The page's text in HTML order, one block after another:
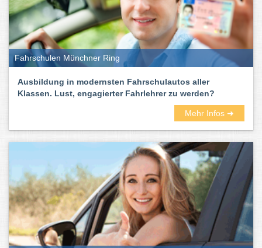
Fahrschulen Münchner Ring
Ausbildung in modernsten Fahrschulautos aller
Klassen. Lust, engagierter Fahrlehrer zu werden?
Mehr Infos ➜